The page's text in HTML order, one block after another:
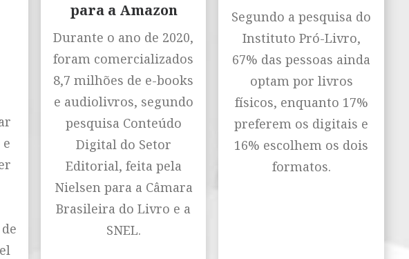
para a Amazon
Durante o ano de 2020,
foram comercializados
8,7 milhões de e-books
e audiolivros, segundo
pesquisa Conteúdo
Digital do Setor
Editorial, feita pela
Nielsen para a Câmara
Brasileira do Livro e a
SNEL.
Segundo a pesquisa do
Instituto Pró-Livro,
67% das pessoas ainda
optam por livros
físicos, enquanto 17%
preferem os digitais e
16% escolhem os dois
formatos.